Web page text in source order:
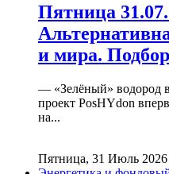
Пятница
и мира.
— «Зелёный» водород
проект PosHYdon
на...
Пятница, 31 Июль